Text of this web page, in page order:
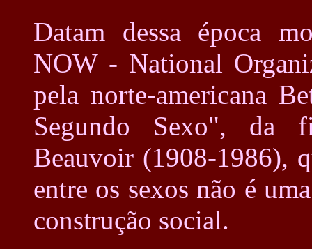
Datam dessa época
NOW - National
pela norte-americana
Segundo Sexo", da
Beauvoir (1908-1986),
entre os sexos não é
construção social.